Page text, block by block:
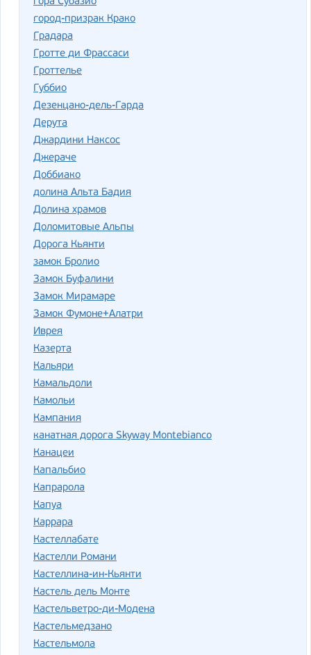
город-призрак Крако
Градара
Гротте ди Фрассаси
Гроттелье
Губбио
Дезенцано-дель-Гарда
Дерута
Джардини Наксос
Джераче
Доббиако
долина Альта Бадия
Долина храмов
Доломитовые Альпы
Дорога Кьянти
замок Бролио
Замок Буфалини
Замок Мирамаре
Замок Фумоне+Алатри
Иврея
Казерта
Кальяри
Камальдоли
Камольи
Кампания
канатная дорога Skyway Montebianco
Канацеи
Капальбио
Капрарола
Капуа
Каррара
Кастеллабате
Кастелли Романи
Кастеллина-ин-Кьянти
Кастель дель Монте
Кастельветро-ди-Модена
Кастельмедзано
Кастельмола